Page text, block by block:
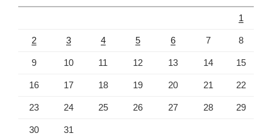
1
2 3 4 5 6 7 8
9 10 11 12 13 14 15
16 17 18 19 20 21 22
23 24 25 26 27 28 29
30 31